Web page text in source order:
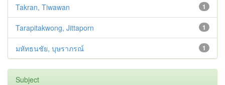
1
Takran, Tiwawan
1
Tarapitakwong, Jittaporn
1
มหัทธนชัย, บุษราภรณ์
Subject